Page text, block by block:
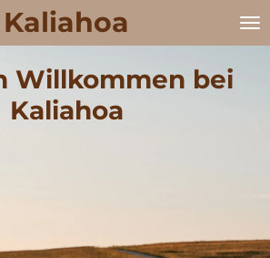
Kaliahoa
Willkommen bei
Kaliahoa